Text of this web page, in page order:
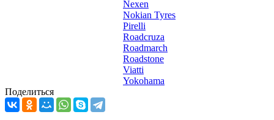
Nexen
Nokian Tyres
Pirelli
Roadcruza
Roadmarch
Roadstone
Viatti
Yokohama
Поделиться